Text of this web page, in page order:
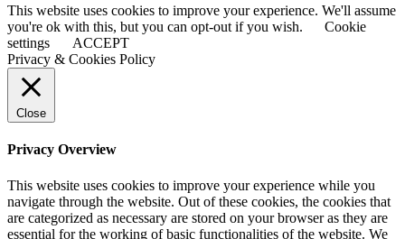
This website uses cookies to improve your experience. We'll assume
you're ok with this, but you can opt-out if you wish.
Cookie
settings
ACCEPT
Privacy & Cookies Policy
Close
Privacy Overview
This website uses cookies to improve your experience while you
navigate through the website. Out of these cookies, the cookies that
are categorized as necessary are stored on your browser as they are
essential for the working of basic functionalities of the website. We